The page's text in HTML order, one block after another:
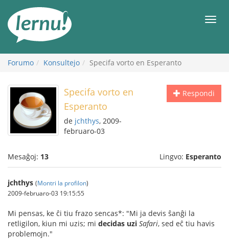
enhavo
Forumo Konsultejo Specifa vorto en Esperanto
Respondi
Specifa vorto en
Esperanto
de jchthys, 2009-
februaro-03
Mesaĝoj: 13 Lingvo: Esperanto
jchthys (Montri la profilon)
2009-februaro-03 19:15:55
Mi pensas, ke ĉi tiu frazo sencas*: "Mi ja devis ŝanĝi la
retligilon, kiun mi uzis; mi decidas uzi Safari, sed eĉ tiu havis
problemojn."